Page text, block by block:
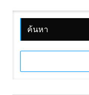
ค้นหา